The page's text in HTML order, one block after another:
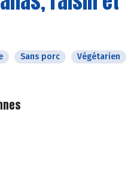
Sans porc
Végétarien